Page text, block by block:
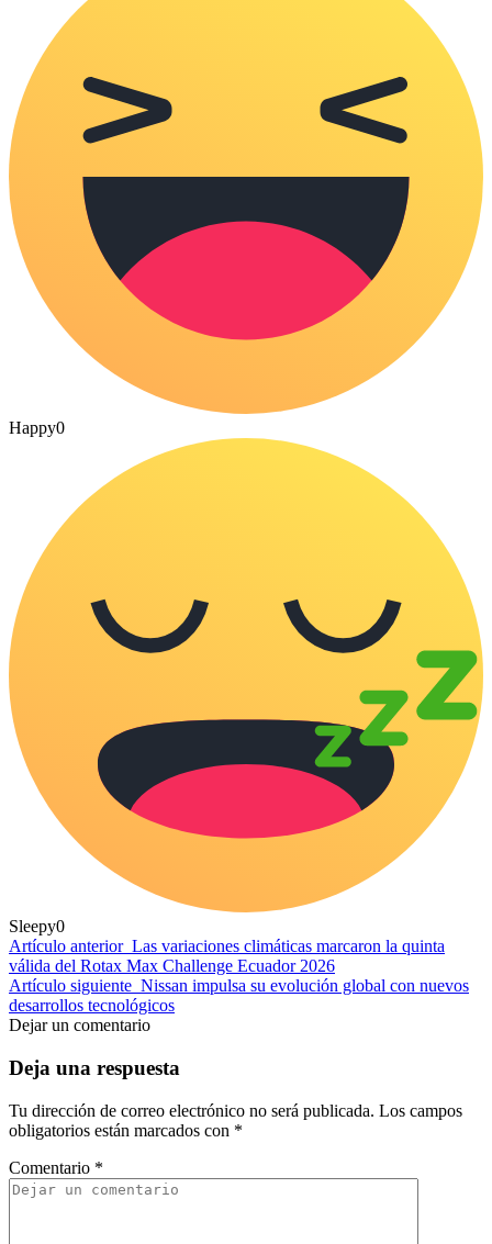
Happy0
Sleepy0
Artículo anterior Las variaciones climáticas marcaron la quinta
válida del Rotax Max Challenge Ecuador 2026
Artículo siguiente Nissan impulsa su evolución global con nuevos
desarrollos tecnológicos
Dejar un comentario
Deja una respuesta
Tu dirección de correo electrónico no será publicada. Los campos
obligatorios están marcados con *
Comentario *